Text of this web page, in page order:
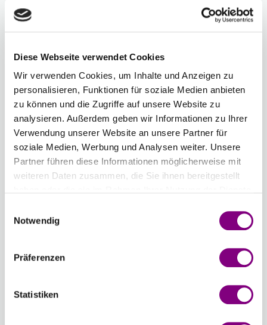
Diese Webseite verwendet Cookies
Wir verwenden Cookies, um Inhalte und Anzeigen zu
personalisieren, Funktionen für soziale Medien anbieten
zu können und die Zugriffe auf unsere Website zu
analysieren. Außerdem geben wir Informationen zu Ihrer
Verwendung unserer Website an unsere Partner für
soziale Medien, Werbung und Analysen weiter. Unsere
Partner führen diese Informationen möglicherweise mit
weiteren Daten zusammen, die Sie ihnen bereitgestellt
Notwendig
Präferenzen
Statistiken
erhalten Stricknadeln, die sich sehr...
2,00 mm
Anzahl
Mitglied werden Sie ganz einfach an der
automatisch an der Kasse.